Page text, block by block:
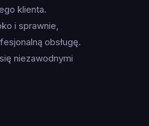
klienta.
i sprawnie,
obsługę.
niezawodnymi